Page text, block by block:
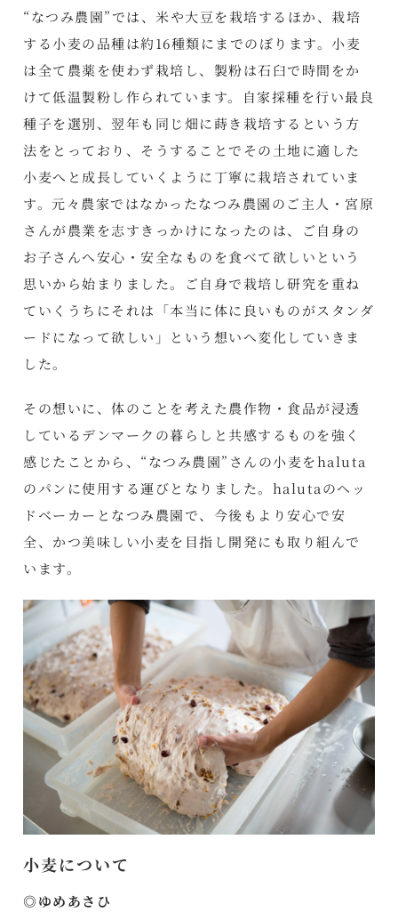
“なつみ農園”では、米や大豆を栽培するほか、栽培
する小麦の品種は約16種類にまでのぼります。小麦
は全て農薬を使わず栽培し、製粉は石臼で時間をか
けて低温製粉し作られています。自家採種を行い最良
種子を選別、翌年も同じ畑に蒔き栽培するという方
法をとっており、そうすることでその土地に適した
小麦へと成長していくように丁寧に栽培されていま
す。元々農家ではなかったなつみ農園のご主人・宮原
さんが農業を志すきっかけになったのは、ご自身の
お子さんへ安心・安全なものを食べて欲しいという
思いから始まりました。ご自身で栽培し研究を重ね
ていくうちにそれは「本当に体に良いものがスタンダ
ードになって欲しい」という想いへ変化していきま
した。
その想いに、体のことを考えた農作物・食品が浸透
しているデンマークの暮らしと共感するものを強く
感じたことから、“なつみ農園”さんの小麦をhaluta
のパンに使用する運びとなりました。halutaのヘッ
ドベーカーとなつみ農園で、今後もより安心で安
全、かつ美味しい小麦を目指し開発にも取り組んで
います。
小麦について
◎ゆめあさひ